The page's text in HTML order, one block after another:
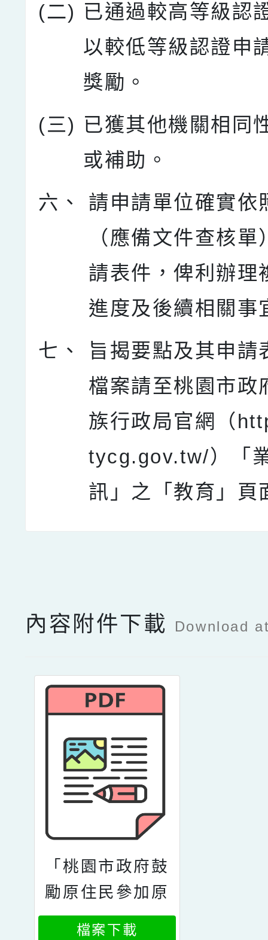
(二) 已通過較高等級認
以較低等級認證申
獎勵。
(三) 已獲其他機關相同
或補助。
六、
請申請單位確實依
（應備文件查核
請表件，俾利辦理
進度及後續相關事
七、
旨揭要點及其申請
檔案請至桃園市政
族行政局官網（
tycg.gov.tw/）「
訊」之「教育」頁
內容附件下載 Download
「桃園市政府鼓
勵原住民參加原
住民族語言能力
檔案下載